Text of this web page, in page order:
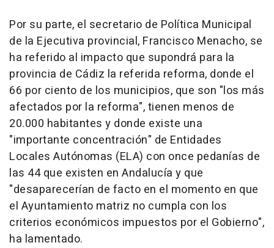
Por su parte, el secretario de Política Municipal
de la Ejecutiva provincial, Francisco Menacho, se
ha referido al impacto que supondrá para la
provincia de Cádiz la referida reforma, donde el
66 por ciento de los municipios, que son "los más
afectados por la reforma", tienen menos de
20.000 habitantes y donde existe una
"importante concentración" de Entidades
Locales Autónomas (ELA) con once pedanías de
las 44 que existen en Andalucía y que
"desaparecerían de facto en el momento en que
el Ayuntamiento matriz no cumpla con los
criterios económicos impuestos por el Gobierno",
ha lamentado.